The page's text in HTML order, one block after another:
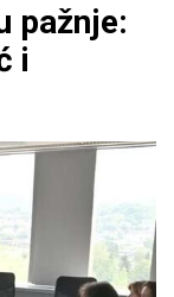
pažnje:
i